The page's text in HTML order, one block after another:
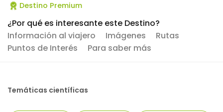
Destino Premium
¿Por qué es interesante este Destino?
Información al viajero
Imágenes
Rutas
Puntos de Interés
Para saber más
Temáticas científicas